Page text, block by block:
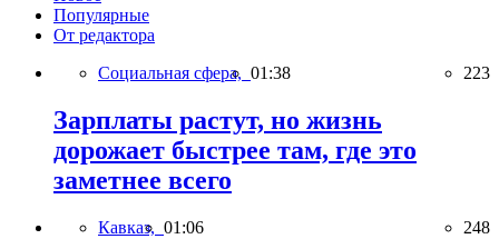
Популярные
От редактора
Социальная сфера, 01:38 223
Зарплаты растут, но жизнь
дорожает быстрее там, где это
заметнее всего
Кавказ, 01:06 248